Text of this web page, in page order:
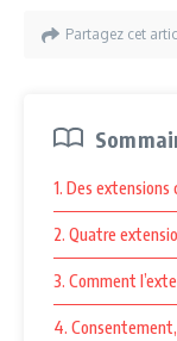
Partagez cet
1. Des
2. Quatre
3. Comment
4.